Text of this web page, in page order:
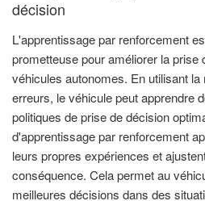
décision
L'apprentissage par renforcement
prometteuse pour améliorer la prise
véhicules autonomes. En utilisant
erreurs, le véhicule peut apprendre
politiques de prise de décision
d'apprentissage par renforcement
leurs propres expériences et
conséquence. Cela permet au
meilleures décisions dans des